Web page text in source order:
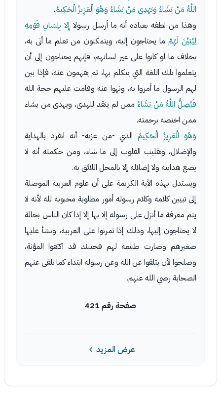
اللَّهُ مَنْ يَشَاءُ وَيَهْدِي مَنْ يَشَاءُ وَهُوَ الْعَزِيزُ الْحَكِيمُ.
وهذا من لطفه بعباده أنه ما أرسل رسولا إِلا بِلِسَانِ قَوْمِهِ
لِيُبَيِّنَ لَهُمْ ما يحتاجون إليه، ويتمكنون من تعلم ما أتى به،
بخلاف ما لو كانوا على غير لسانهم، فإنهم يحتاجون إلى أن
يتعلموا تلك اللغة التي يتكلم بها، ثم يفهمون عنه، فإذا بين
لهم الرسول ما أمروا به، ونهوا عنه وقامت عليهم حجة الله
فَيُضِلُّ اللَّهُ مَنْ يَشَاءُ ممن لم ينقد للهدى، ويهدي من يشاء
ممن اختصه برحمته.
وَهُوَ الْعَزِيزُ الْحَكِيمُالذي -من عزته- أنه انفرد بالهداية
والإضلال، وتقليب القلوب إلى ما شاء، ومن حكمته أنه لا
يضع هدايته ولا إضلاله إلا بالمحل اللائق به.
ويستدل بهذه الآية الكريمة على أن علوم العربية الموصلة
إلى تبيين كلامه وكلام رسوله أمور مطلوبة محبوبة لله لأنه لا
يتم معرفة ما أنزل على رسوله إلا بها إلا إذا كان الناس بحالة
لا يحتاجون إليها، وذلك إذا تمرنوا على العربية، ونشأ عليها
صغيرهم وصارت طبيعة لهم فحينئذ قد اكتفوا المؤنة،
وصلحوا لأن يتلقوا عن الله وعن رسوله ابتداء كما تلقى عنهم
الصحابة رضي الله عنهم.
صفحة رقم 421
عرض المزيد